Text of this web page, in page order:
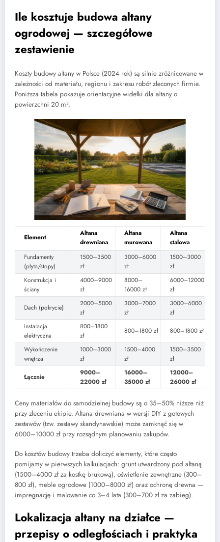
Ile kosztuje budowa altany
ogrodowej — szczegółowe
zestawienie
Koszty budowy altany w Polsce (2024 rok) są silnie zróżnicowane w
zależności od materiału, regionu i zakresu robót zleconych firmie.
Poniższa tabela pokazuje orientacyjne widełki dla altany o
powierzchni 20 m².
Element
Altana
drewniana
Altana
murowana
Altana
stalowa
Fundamenty
(płyta/stopy)
1500–3500
zł
3000–6000
zł
1500–3000
zł
Konstrukcja i
ściany
4000–9000
zł
8000–
16000 zł
6000–12000
zł
Dach (pokrycie)
2000–5000
zł
3000–7000
zł
3000–6000
zł
Instalacja
elektryczna
800–1800
zł
800–1800 zł 800–1800 zł
Wykończenie
wnętrza
1000–3000
zł
1500–4000
zł
1500–3500
zł
Łącznie
9000–
22000 zł
16000–
35000 zł
12000–
26000 zł
Ceny materiałów do samodzielnej budowy są o 35–50% niższe niż
przy zleceniu ekipie. Altana drewniana w wersji DIY z gotowych
zestawów (tzw. zestawy skandynawskie) może zamknąć się w
6000–10000 zł przy rozsądnym planowaniu zakupów.
Do kosztów budowy trzeba doliczyć elementy, które często
pomijamy w pierwszych kalkulacjach: grunt utwardzony pod altaną
(1500–4000 zł za kostkę brukową), oświetlenie zewnętrzne (300–
800 zł), meble ogrodowe (1000–8000 zł) oraz ochronę drewna —
impregnację i malowanie co 3–4 lata (300–700 zł za zabieg).
Lokalizacja altany na działce —
przepisy o odległościach i praktyka